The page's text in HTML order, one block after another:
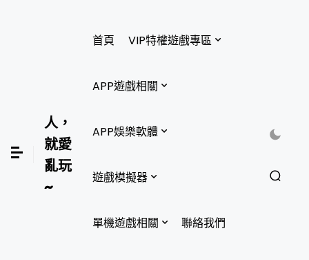
人，
就愛
亂玩
~
首頁 VIP特權遊戲專區
APP遊戲相關
APP娛樂軟體
遊戲模擬器
單機遊戲相關 聯絡我們